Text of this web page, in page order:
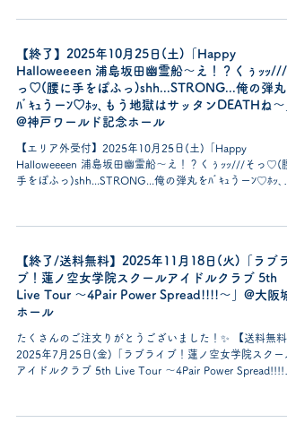
額に関係なく送料無料になります。 回収も指定の時間内
着日時 【大阪公演】 送付先 〒559-8602 大阪府大阪市
之江区南港北1丁目5－102 インテックス大阪4号館気付
「プロジェクトセカイ COLORFUL LIVE 5th - Frontier-
宛 到着日時 2025年12月11日（木）13:00-17:00 ■祝い
についてのご案内 ・会場宛の祝い花は、フラワースタン
業者様の指定はございません。 ・フラワースタンドをお
りくださる際は、以下の注意事項をご確認の上、お送り
【終了】2025年10月25日(土)「Happy
Halloweeeen 浦島坂田幽霊船～え！？くぅｯｯ///
っ♡(腰に手をぽふっ)shh...STRONG...俺の弾丸
ﾊﾞｷｭうーﾝ♡ﾎｯ､もう地獄はサッタンDEATHね～
@神戸ワールド記念ホール
【エリア外受付】2025年10月25日(土)「Happy
Halloweeeen 浦島坂田幽霊船～え！？くぅｯｯ///そっ♡(
手をぽふっ)shh...STRONG...俺の弾丸をﾊﾞｷｭうーﾝ♡ﾎｯ､
ントのお花は税込総額33000円以上からの受付、送料(配
公演 ＞ 指定到着日時： 10.25（土）9:00-12:00 回収可
時間： 10.26（日）中 お客さまご自身で、専門者による
演終了後のお引取り（回収）までご手配いただくようお
いいたします。 また、宅急便でのお届けはご遠慮いただ
大きさ・構造と判断したものは、受取りをお断りする場
がございます。 楽屋花や花束はお受取りできません。あ
かじめご了承ください。
【終了/送料無料】2025年11月18日(火)「ラブラ
ブ！蓮ノ空女学院スクールアイドルクラブ 5th
Live Tour ～4Pair Power Spread!!!!～」@大阪城
ホール
たくさんのご注文りがとうございました！✨ 【送料無料
2025年7月25日(金)「ラブライブ！蓮ノ空女学院スクー
アイドルクラブ 5th Live Tour ～4Pair Power Spread!!!!
ちらのイベントのお花はご注文金額に関係なく送料無料